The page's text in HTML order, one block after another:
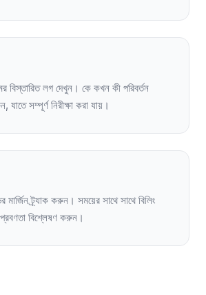
বিস্তারিত লগ দেখুন। কে কখন কী পরিবর্তন
যাতে সম্পূর্ণ নিরীক্ষা করা যায়।
ট্র্যাক করুন। সময়ের সাথে সাথে বিলিং
প্রবণতা বিশ্লেষণ করুন।